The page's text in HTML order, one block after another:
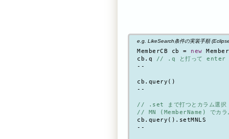
e.g. LikeSearch条件の実装手順
MemberCB cb = new
cb.q
// .q と打って enter
--
cb.query()
--
// .set まで打つとカラム選択
// MN (MemberName) でカ
cb.query().setMNLS
--